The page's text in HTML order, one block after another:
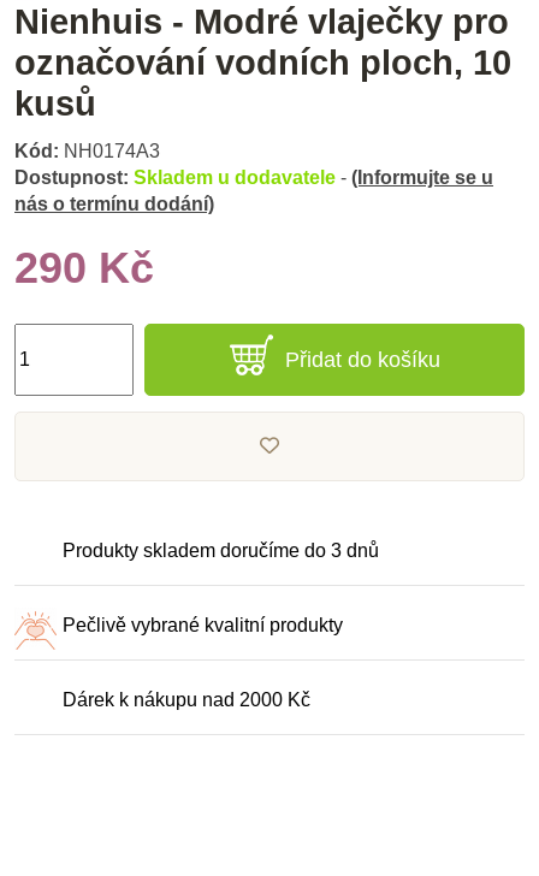
Nienhuis - Modré vlaječky pro
označování vodních ploch, 10
kusů
Kód: NH0174A3
Dostupnost: Skladem u dodavatele - (Informujte se u
nás o termínu dodání)
290 Kč
Přidat do košíku
Produkty skladem doručíme do 3 dnů
Pečlivě vybrané kvalitní produkty
Dárek k nákupu nad 2000 Kč